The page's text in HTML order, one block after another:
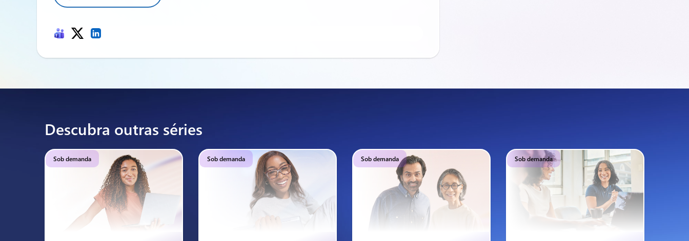
Descubra outras séries
Sob demanda Sob demanda Sob demanda Sob demanda